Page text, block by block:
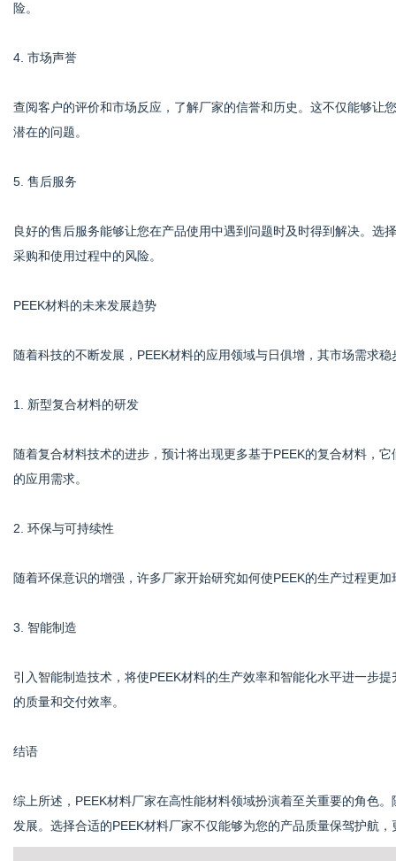
险。
4. 市场声誉
查阅客户的评价和市场反应，了解厂家的信誉和历史。这不仅能够让
潜在的问题。
5. 售后服务
良好的售后服务能够让您在产品使用中遇到问题时及时得到解决。选
采购和使用过程中的风险。
PEEK材料的未来发展趋势
随着科技的不断发展，PEEK材料的应用领域与日俱增，其市场需求
1. 新型复合材料的研发
随着复合材料技术的进步，预计将出现更多基于PEEK的复合材料，
的应用需求。
2. 环保与可持续性
随着环保意识的增强，许多厂家开始研究如何使PEEK的生产过程更
3. 智能制造
引入智能制造技术，将使PEEK材料的生产效率和智能化水平进一步
的质量和交付效率。
结语
综上所述，PEEK材料厂家在高性能材料领域扮演着至关重要的角色
发展。选择合适的PEEK材料厂家不仅能够为您的产品质量保驾护航